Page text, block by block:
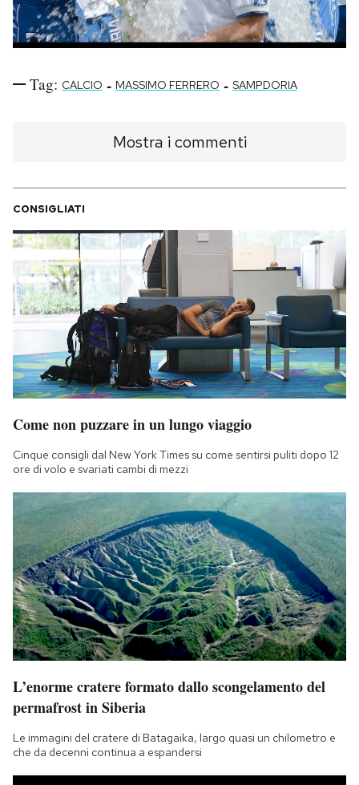
Tag: CALCIO - MASSIMO FERRERO - SAMPDORIA
Mostra i commenti
CONSIGLIATI
Come non puzzare in un lungo viaggio
Cinque consigli dal New York Times su come sentirsi puliti dopo 12
ore di volo e svariati cambi di mezzi
L’enorme cratere formato dallo scongelamento del
permafrost in Siberia
Le immagini del cratere di Batagaika, largo quasi un chilometro e
che da decenni continua a espandersi